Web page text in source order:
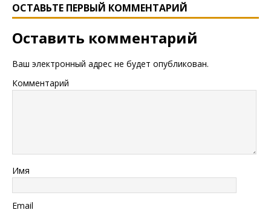
ОСТАВЬТЕ ПЕРВЫЙ КОММЕНТАРИЙ
Оставить комментарий
Ваш электронный адрес не будет опубликован.
Комментарий
Имя
Email